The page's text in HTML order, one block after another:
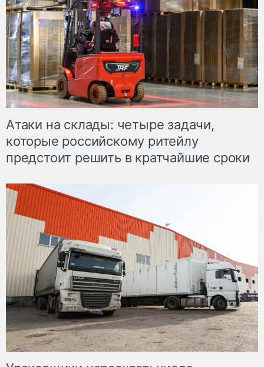
Атаки на склады: четыре задачи,
которые российскому ритейлу
предстоит решить в кратчайшие сроки